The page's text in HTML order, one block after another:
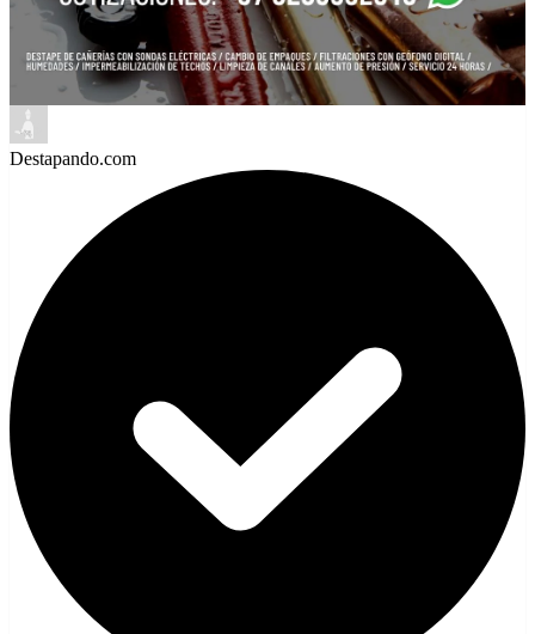
Destapando.com